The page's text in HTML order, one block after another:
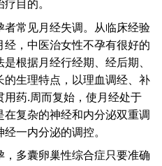
目的。
常见月经失调。从临床经验
经，中医治女性不孕有很好的
根据月经行经期、经后期、
生理特点，以理血调经、补
药.周而复始，使月经处于
复杂的神经和内分泌双重调
一内分泌的调控。
多囊卵巢性综合症只要准确